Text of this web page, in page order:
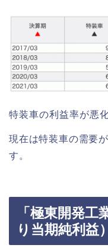
特装車の利益率が悪
現在は特装車の需要
す。
「極東開発工
り当期純利益）